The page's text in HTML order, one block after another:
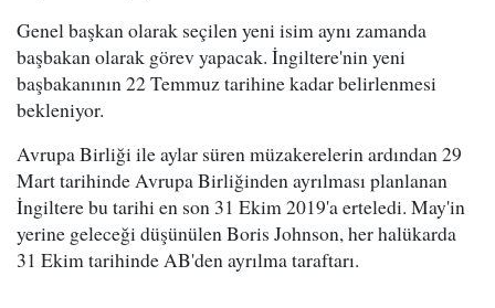
Genel başkan olarak seçilen yeni isim aynı zamanda
başbakan olarak görev yapacak. İngiltere'nin yeni
başbakanının 22 Temmuz tarihine kadar belirlenmesi
bekleniyor.
Avrupa Birliği ile aylar süren müzakerelerin ardından 29
Mart tarihinde Avrupa Birliğinden ayrılması planlanan
İngiltere bu tarihi en son 31 Ekim 2019'a erteledi. May'in
yerine geleceği düşünülen Boris Johnson, her halükarda
31 Ekim tarihinde AB'den ayrılma taraftarı.